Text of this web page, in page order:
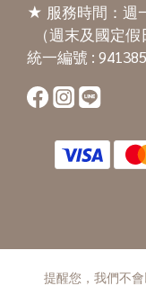
★ 服務時間：週
（週末及國定假
統一編號 :
提醒您，我們不